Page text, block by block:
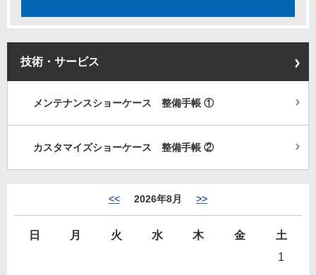
技術・サービス
メンテナンスショーケース 整備手帳 ①
カスタマイズショーケース 整備手帳 ②
<< 2026年8月 >>
日 月 火 水 木 金
土
1